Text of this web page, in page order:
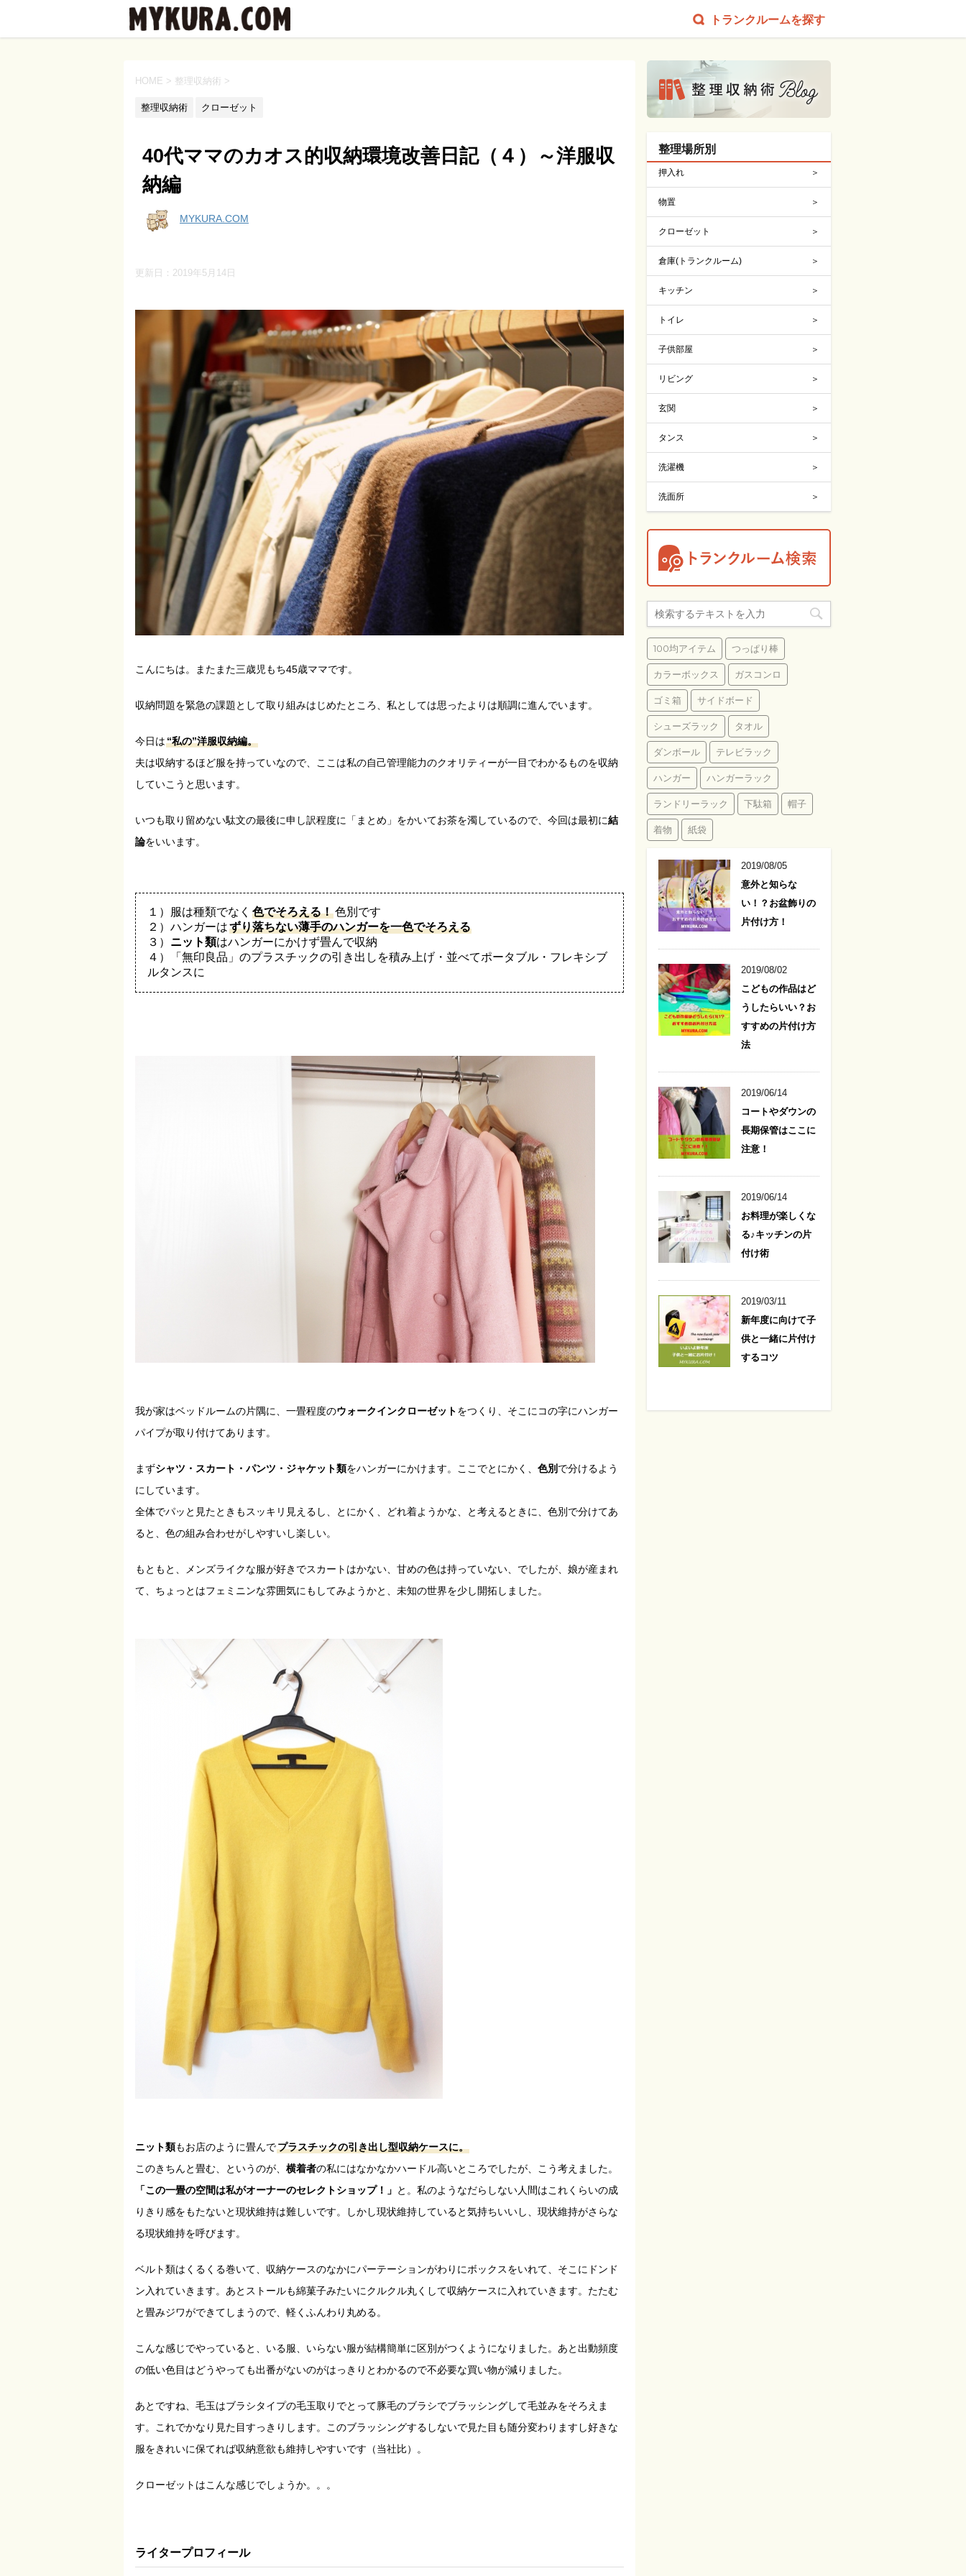
トランクルームを探す
HOME > 整理収納術 >
整理収納術 クローゼット
40代ママのカオス的収納環境改善日記（４）～洋服収
納編
MYKURA.COM
更新日： 2019年5月14日
こんにちは。またまた三歳児もち45歳ママです。
収納問題を緊急の課題として取り組みはじめたところ、私としては思ったよりは順調に進んでいます。
今日は“私の”洋服収納編。
夫は収納するほど服を持っていなので、ここは私の自己管理能力のクオリティーが一目でわかるものを収納
していこうと思います。
いつも取り留めない駄文の最後に申し訳程度に「まとめ」をかいてお茶を濁しているので、今回は最初に結
論をいいます。
１）服は種類でなく 色でそろえる！色別です
２）ハンガーはずり落ちない薄手のハンガーを一色でそろえる
３） ニット類はハンガーにかけず畳んで収納
４）「無印良品」のプラスチックの引き出しを積み上げ・並べてポータブル・フレキシブ
ルタンスに
我が家はベッドルームの片隅に、一畳程度のウォークインクローゼットをつくり、そこにコの字にハンガー
パイプが取り付けてあります。
まずシャツ・スカート・パンツ・ジャケット類をハンガーにかけます。ここでとにかく、 色別 で分けるよう
にしています。
全体でパッと見たときもスッキリ見えるし、とにかく、どれ着ようかな、と考えるときに、色別で分けてあ
ると、色の組み合わせがしやすいし楽しい。
もともと、メンズライクな服が好きでスカートはかない、甘めの色は持っていない、でしたが、娘が産まれ
て、ちょっとはフェミニンな雰囲気にもしてみようかと、未知の世界を少し開拓しました。
ニット類もお店のように畳んでプラスチックの引き出し型収納ケースに。
このきちんと畳む、というのが、 横着者の私にはなかなかハードル高いところでしたが、こう考えました。
「この一畳の空間は私がオーナーのセレクトショップ！」 と。私のようなだらしない人間はこれくらいの成
りきり感をもたないと現状維持は難しいです。しかし現状維持していると気持ちいいし、現状維持がさらな
る現状維持を呼びます。
ベルト類はくるくる巻いて、収納ケースのなかにパーテーションがわりにボックスをいれて、そこにドンド
ン入れていきます。あとストールも綿菓子みたいにクルクル丸くして収納ケースに入れていきます。たたむ
と畳みジワができてしまうので、軽くふんわり丸める。
こんな感じでやっていると、いる服、いらない服が結構簡単に区別がつくようになりました。あと出動頻度
の低い色目はどうやっても出番がないのがはっきりとわかるので不必要な買い物が減りました。
あとですね、毛玉はブラシタイプの毛玉取りでとって豚毛のブラシでブラッシングして毛並みをそろえま
す。これでかなり見た目すっきりします。このブラッシングするしないで見た目も随分変わりますし好きな
服をきれいに保てれば収納意欲も維持しやすいです（当社比）。
クローゼットはこんな感じでしょうか。。。
ライタープロフィール
整理場所別
押入れ
物置
クローゼット
倉庫(トランクルーム)
キッチン
トイレ
子供部屋
リビング
玄関
タンス
洗濯機
洗面所
100均アイテム つっぱり棒
カラーボックス ガスコンロ
ゴミ箱 サイドボード
シューズラック タオル
ダンボール テレビラック
ハンガー ハンガーラック
ランドリーラック 下駄箱 帽子
着物 紙袋
2019/08/05
意外と知らな
い！？お盆飾りの
片付け方！
2019/08/02
こどもの作品はど
うしたらいい？お
すすめの片付け方
法
2019/06/14
コートやダウンの
長期保管はここに
注意！
2019/06/14
お料理が楽しくな
る♪キッチンの片
付け術
2019/03/11
新年度に向けて子
供と一緒に片付け
するコツ